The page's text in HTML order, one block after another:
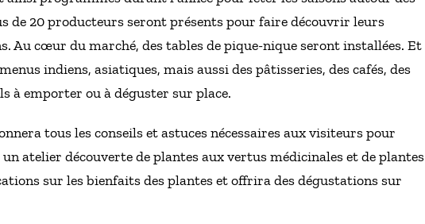
de 20 producteurs seront présents pour faire découvrir leurs
Au cœur du marché, des tables de pique-nique seront installées. Et
indiens, asiatiques, mais aussi des pâtisseries, des cafés, des
à emporter ou à déguster sur place.
tous les conseils et astuces nécessaires aux visiteurs pour
atelier découverte de plantes aux vertus médicinales et de plantes
sur les bienfaits des plantes et offrira des dégustations sur